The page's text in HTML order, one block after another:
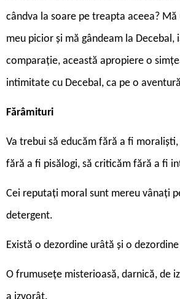
cândva la soare pe treapta aceea?
meu picior și mă gândeam la Decebal,
comparație, această apropiere o
intimitate cu Decebal, ca pe o
Fărâmituri
Va trebui să educăm fără a fi
fără a fi pisălogi, să criticăm fără a fi
Cei reputați moral sunt mereu vânați
detergent.
Există o dezordine urâtă și o
O frumusețe misterioasă, darnică, de